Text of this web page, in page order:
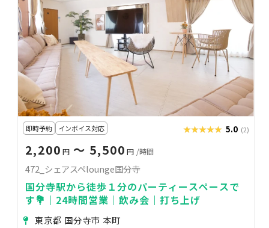
即時予約 インボイス対応 ★★★★★
★★★★★ 5.0 (2)
2,200 円〜 5,500 円 /時間
472_シェアスペlounge国分寺
国分寺駅から徒歩１分のパーティースペースで
す💐｜24時間営業｜飲み会｜打ち上げ
東京都 国分寺市 本町